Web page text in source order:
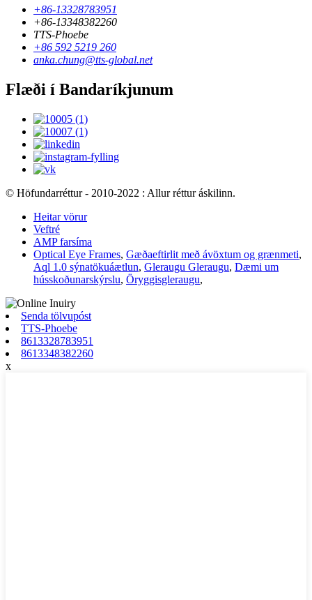
+86-13328783951
+86-13348382260
TTS-Phoebe
+86 592 5219 260
anka.chung@tts-global.net
Flæði í Bandaríkjunum
© Höfundarréttur - 2010-2022 : Allur réttur áskilinn.
Heitar vörur
Veftré
AMP farsíma
Optical Eye Frames, Gæðaeftirlit með ávöxtum og grænmeti,
Aql 1.0 sýnatökuáætlun, Gleraugu Gleraugu, Dæmi um
hússkoðunarskýrslu, Öryggisgleraugu,
Senda tölvupóst
TTS-Phoebe
8613328783951
8613348382260
x